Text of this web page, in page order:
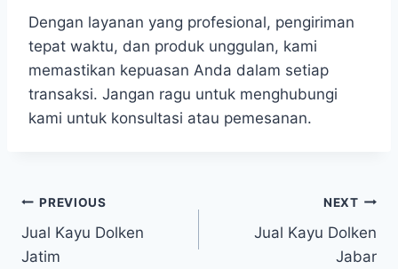
Dengan layanan yang profesional, pengiriman
tepat waktu, dan produk unggulan, kami
memastikan kepuasan Anda dalam setiap
transaksi. Jangan ragu untuk menghubungi
kami untuk konsultasi atau pemesanan.
Navigasi
pos
PREVIOUS
Jual Kayu Dolken
Jatim
NEXT
Jual Kayu Dolken
Jabar